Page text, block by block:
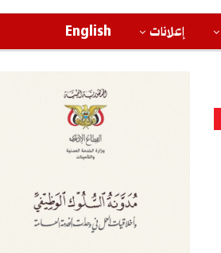
إعلانات English